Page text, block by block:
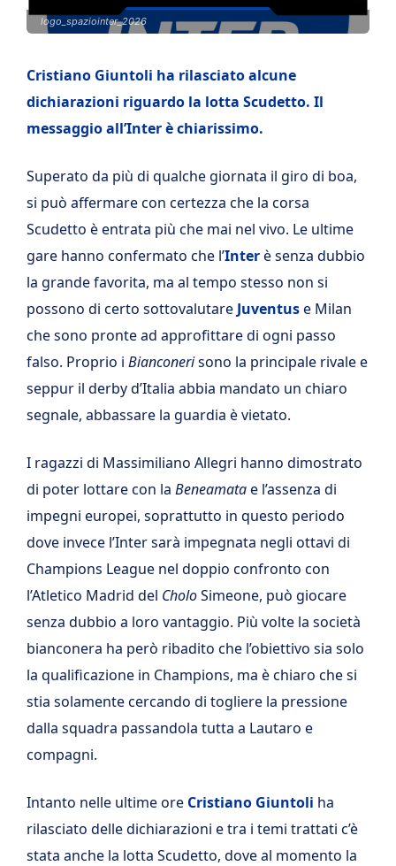
logo_spaziointer_2026
Cristiano Giuntoli ha rilasciato alcune
dichiarazioni riguardo la lotta Scudetto. Il
messaggio all’Inter è chiarissimo.
Superato da più di qualche giornata il giro di boa,
si può affermare con certezza che la corsa
Scudetto è entrata più che mai nel vivo. Le ultime
gare hanno confermato che l’Interè senza dubbio
la grande favorita, ma al tempo stesso non si
possono di certo sottovalutare Juventuse Milan
che sono pronte ad approfittare di ogni passo
falso. Proprio i Bianconerisono la principale rivale e
seppur il derby d’Italia abbia mandato un chiaro
segnale, abbassare la guardia è vietato.
I ragazzi di Massimiliano Allegri hanno dimostrato
di poter lottare con la Beneamatae l’assenza di
impegni europei, soprattutto in questo periodo
dove invece l’Inter sarà impegnata negli ottavi di
Champions League nel doppio confronto con
l’Atletico Madrid del CholoSimeone, può giocare
senza dubbio a loro vantaggio. Più volte la società
bianconera ha però ribadito che l’obiettivo sia solo
la qualificazione in Champions, ma è chiaro che si
stia solamente cercando di togliere la pressione
dalla squadra passandola tutta a Lautaro e
compagni.
Intanto nelle ultime ore Cristiano Giuntoli ha
rilasciato delle dichiarazioni e tra i temi trattati c’è
stata anche la lotta Scudetto, dove al momento la